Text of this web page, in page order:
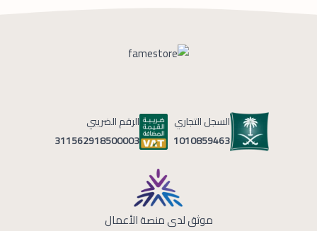
السجل التجاري
1010859463
الرقم الضريبي
311562918500003
موثق لدى منصة الأعمال